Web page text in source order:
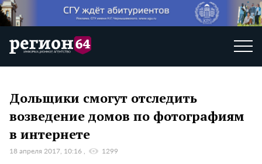
Дольщики смогут отследить
возведение домов по фотографиям
в интернете
18 апреля 2017, 10:16 1299